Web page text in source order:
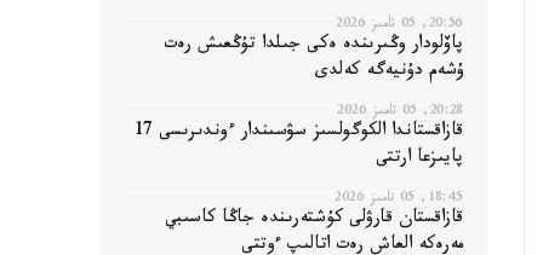
20:56, 05 تامىز 2026
پاۆلودار وڭىرىندە ەكى جىلدا تۇڭعىش رەت
ۇشەم دۇنيەگە كەلدى
20:28, 05 تامىز 2026
قازاقستاندا الكوگولسىز سۋسىندار ءوندىرىسى 17
پايىزعا ارتتى
18:45, 05 تامىز 2026
قازاقستان قارۋلى كۇشتەرىندە جاڭا كاسىبي
مەرەكە العاش رەت اتالىپ ءوتتى